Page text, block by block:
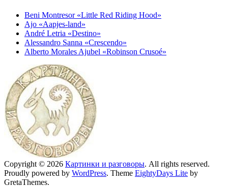
Beni Montresor «Little Red Riding Hood»
Ajo «Aapjes-land»
André Letria «Destino»
Alessandro Sanna «Crescendo»
Alberto Morales Ajubel «Robinson Crusoé»
Copyright © 2026 Картинки и разговоры. All rights reserved.
Proudly powered by WordPress. Theme EightyDays Lite by
GretaThemes.